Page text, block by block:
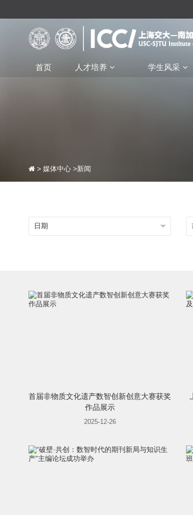
首页 人才培养 学生风采
> 媒体中心 >新闻
首届非物质文化遗产数智创新创意大赛获奖
作品展示
2025-12-26